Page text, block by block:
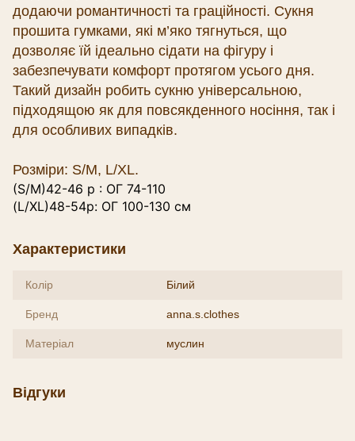
додаючи романтичності та граційності. Сукня
прошита гумками, які м’яко тягнуться, що
дозволяє їй ідеально сідати на фігуру і
забезпечувати комфорт протягом усього дня.
Такий дизайн робить сукню універсальною,
підходящою як для повсякденного носіння, так і
для особливих випадків.
Розміри: S/M, L/XL.
(S/M)42-46 р : ОГ 74-110
(L/XL)48-54р: ОГ 100-130 см
Характеристики
Колір Білий
Бренд anna.s.clothes
Матеріал муслин
Відгуки